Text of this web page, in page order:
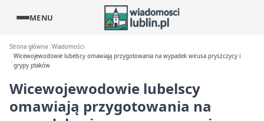
MENU
Strona główna Wiadomości
Wicewojewodowie lubelscy omawiają przygotowania na wypadek wirusa pryszczycy i
grypy ptaków
Wicewojewodowie lubelscy
omawiają przygotowania na